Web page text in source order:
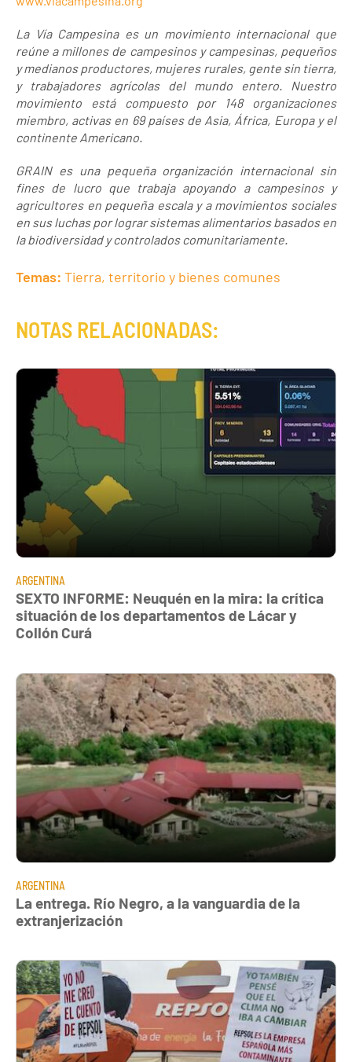
La Vía Campesina es un movimiento internacional que
reúne a millones de campesinos y campesinas, pequeños
y medianos productores, mujeres rurales, gente sin tierra,
y trabajadores agrícolas del mundo entero. Nuestro
movimiento está compuesto por 148 organizaciones
miembro, activas en 69 países de Asia, África, Europa y el
continente Americano.
GRAIN es una pequeña organización internacional sin
fines de lucro que trabaja apoyando a campesinos y
agricultores en pequeña escala y a movimientos sociales
en sus luchas por lograr sistemas alimentarios basados en
la biodiversidad y controlados comunitariamente.
Temas: Tierra, territorio y bienes comunes
NOTAS RELACIONADAS:
ARGENTINA
SEXTO INFORME: Neuquén en la mira: la crítica
situación de los departamentos de Lácar y
Collón Curá
ARGENTINA
La entrega. Río Negro, a la vanguardia de la
extranjerización